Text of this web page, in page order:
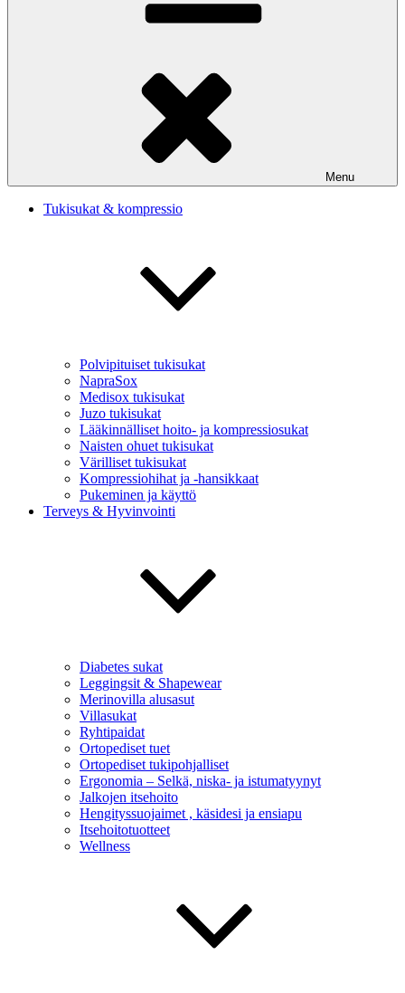
Menu
Tukisukat & kompressio
Polvipituiset tukisukat
NapraSox
Medisox tukisukat
Juzo tukisukat
Lääkinnälliset hoito- ja kompressiosukat
Naisten ohuet tukisukat
Värilliset tukisukat
Kompressiohihat ja -hansikkaat
Pukeminen ja käyttö
Terveys & Hyvinvointi
Diabetes sukat
Leggingsit & Shapewear
Merinovilla alusasut
Villasukat
Ryhtipaidat
Ortopediset tuet
Ortopediset tukipohjalliset
Ergonomia – Selkä, niska- ja istumatyynyt
Jalkojen itsehoito
Hengityssuojaimet , käsidesi ja ensiapu
Itsehoitotuotteet
Wellness